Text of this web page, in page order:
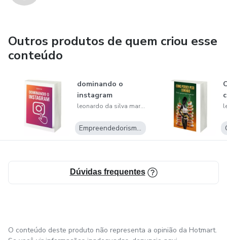
Outros produtos de quem criou esse
conteúdo
dominando o
instagram
leonardo da silva martins
Empreendedorismo Digital
Dúvidas frequentes
O conteúdo deste produto não representa a opinião da Hotmart.